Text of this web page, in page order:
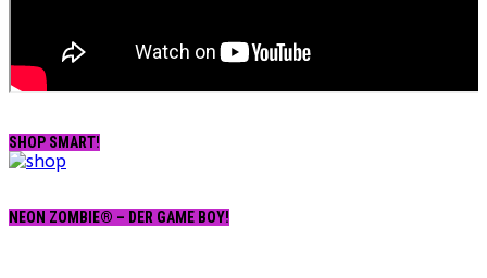
SHOP SMART!
NEON ZOMBIE® – DER GAME BOY!